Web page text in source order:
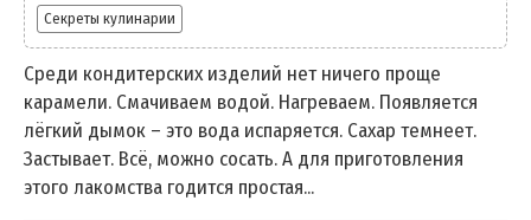
Секреты кулинарии
Среди кондитерских изделий нет ничего проще
карамели. Смачиваем водой. Нагреваем. Появляется
лёгкий дымок – это вода испаряется. Сахар темнеет.
Застывает. Всё, можно сосать. А для приготовления
этого лакомства годится простая...